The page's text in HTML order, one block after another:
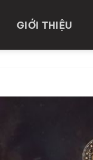
GIỚI THIỆU